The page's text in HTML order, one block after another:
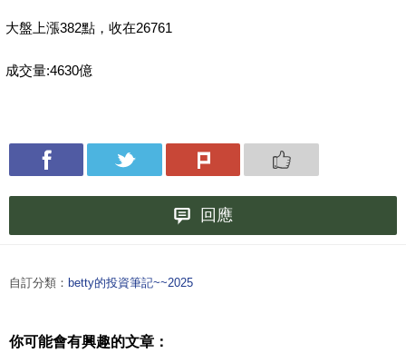
大盤上漲382點，收在26761
成交量:4630億
回應
自訂分類： betty的投資筆記~~2025
你可能會有興趣的文章：